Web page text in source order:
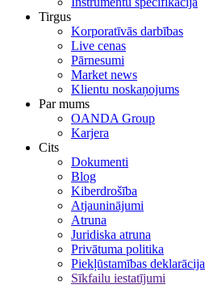
Tirgus
Korporatīvās darbības
Live cenas
Pārnesumi
Market news
Klientu noskaņojums
Par mums
OANDA Group
Karjera
Cits
Dokumenti
Blog
Kiberdrošība
Atjauninājumi
Atruna
Juridiska atruna
Privātuma politika
Piekļūstamības deklarācija
Sīkfailu iestatījumi